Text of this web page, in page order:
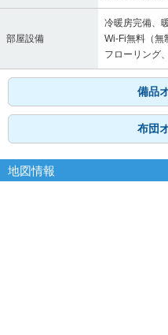
部屋設備
冷暖房完備、
Wi-Fi無料（無
フローリング
備品
布団
地図情報